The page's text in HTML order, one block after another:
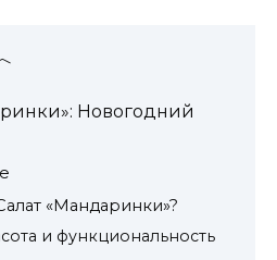
Новогодний
«Мандаринки»?
и функциональность